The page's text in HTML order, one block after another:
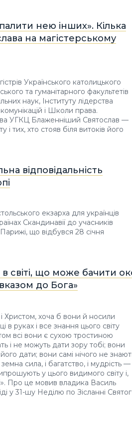
нею інших». Кілька
на магістерському
Українського католицького
та гуманітарного факультетів
наук, Інституту лідерства
і Школи права.
УГКЦ Блаженніший Святослав —
тих, хто стояв біля витоків його
відповідальність
екзарха для українців
Скандинавії до учасників
що відбувся 28 січня
світі, що може бачити
до Бога»
і Христом, хоча б вони й носили
в руках і все знання цього світу
всі вони є сухою тростиною
і не можуть дати зору тобі; вони
дати; вони самі нічого не
сила, і багатство, і мудрість —
у цього видимого світу і,
Про це мовив владика Василь
у 31-шу Неділю по Зісланні